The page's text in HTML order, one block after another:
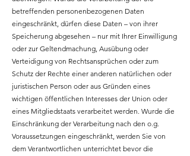
betreffenden personenbezogenen Daten
eingeschränkt, dürfen diese Daten – von ihrer
Speicherung abgesehen – nur mit Ihrer Einwilligung
oder zur Geltendmachung, Ausübung oder
Verteidigung von Rechtsansprüchen oder zum
Schutz der Rechte einer anderen natürlichen oder
juristischen Person oder aus Gründen eines
wichtigen öffentlichen Interesses der Union oder
eines Mitgliedstaats verarbeitet werden. Wurde die
Einschränkung der Verarbeitung nach den o.g.
Voraussetzungen eingeschränkt, werden Sie von
dem Verantwortlichen unterrichtet bevor die